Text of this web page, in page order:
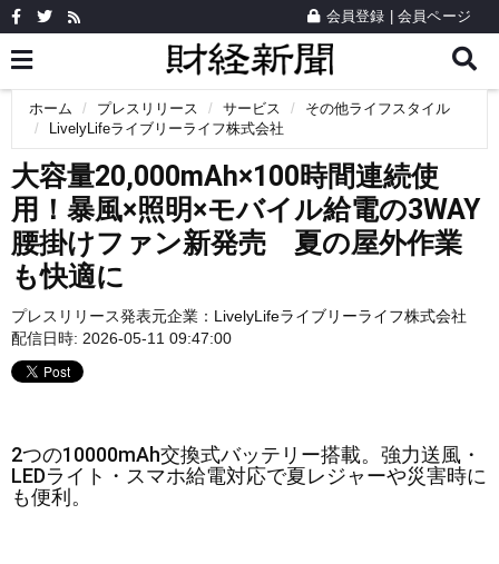
会員登録 会員ページ
ホーム プレスリリース サービス
その他ライフスタイル
LivelyLifeライブリーライフ株式会社
大容量20,000mAh×100時間連続使
用！暴風×照明×モバイル給電の3WAY
腰掛けファン新発売 夏の屋外作業
も快適に
プレスリリース発表元企業： LivelyLifeライブリーライフ株式会社
配信日時: 2026-05-11 09:47:00
2つの10000mAh交換式バッテリー搭載。強力送風・
LEDライト・スマホ給電対応で夏レジャーや災害時に
も便利。